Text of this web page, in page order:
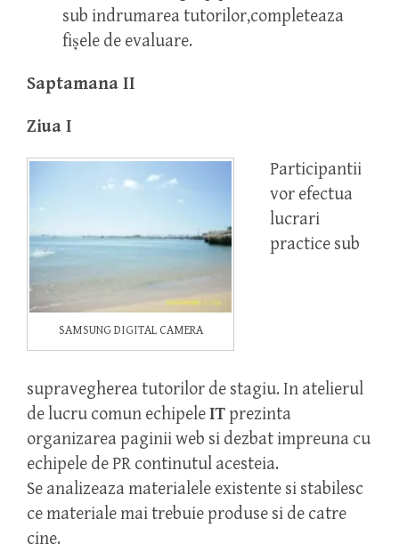
sub indrumarea tutorilor,completeaza
fişele de evaluare.
Saptamana II
Ziua I
SAMSUNG DIGITAL CAMERA
Participantii
vor efectua
lucrari
practice sub
supravegherea tutorilor de stagiu. In atelierul
de lucru comun echipeleIT prezinta
organizarea paginii web si dezbat impreuna cu
echipele de PR continutul acesteia.
Se analizeaza materialele existente si stabilesc
ce materiale mai trebuie produse si de catre
cine.